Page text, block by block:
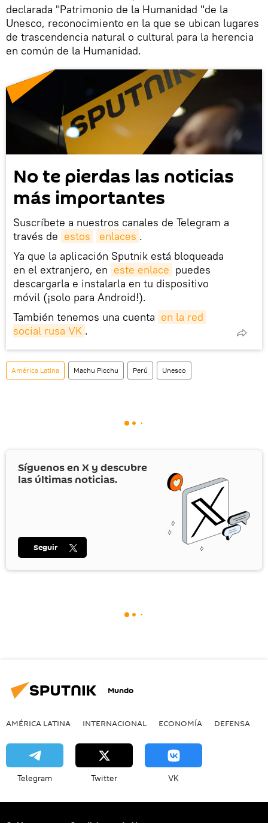
declarada "Patrimonio de la Humanidad "de la
Unesco, reconocimiento en la que se ubican lugares
de trascendencia natural o cultural para la herencia
en común de la Humanidad.
No te pierdas las noticias
más importantes
Suscríbete a nuestros canales de Telegram a
través de estos enlaces .
Ya que la aplicación Sputnik está bloqueada
en el extranjero, en este enlace puedes
descargarla e instalarla en tu dispositivo
móvil (¡solo para Android!).
También tenemos una cuenta en la red
social rusa VK .
América Latina Machu Picchu Perú Unesco
Síguenos en X y descubre
las últimas noticias.
Seguir
Mundo
AMÉRICA LATINA INTERNACIONAL ECONOMÍA DEFENSA
Telegram Twitter VK